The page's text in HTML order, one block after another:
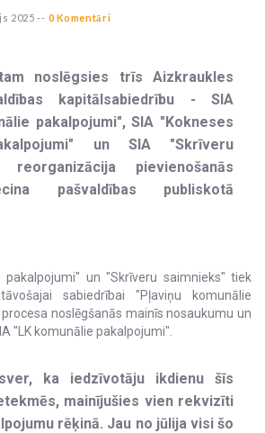
2025 -- 0 Komentāri
noslēgsies trīs Aizkraukles
kapitālsabiedrību - SIA
pakalpojumi", SIA "Kokneses
un SIA "Skrīveru
pievienošanās
pašvaldības publiskotā
pakalpojumi" un "Skrīveru saimnieks" tiek
sabiedrībai "Pļaviņu komunālie
noslēgšanās mainīs nosaukumu un
"LK komunālie pakalpojumi".
ka iedzīvotāju ikdienu šīs
mainījušies vien rekvizīti
rēķinā. Jau no jūlija visi šo